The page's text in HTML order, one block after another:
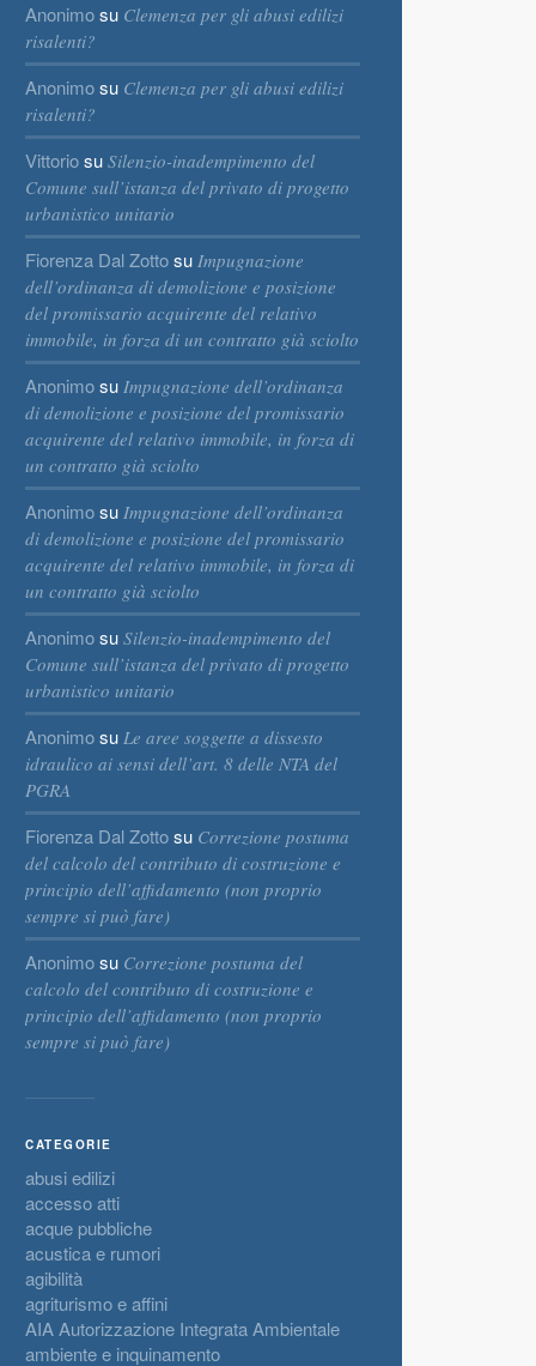
Anonimosu Clemenza per gli abusi edilizi
risalenti?
Anonimosu Clemenza per gli abusi edilizi
risalenti?
Vittoriosu Silenzio-inadempimento del
Comune sull’istanza del privato di progetto
urbanistico unitario
Fiorenza Dal Zottosu Impugnazione
dell’ordinanza di demolizione e posizione
del promissario acquirente del relativo
immobile, in forza di un contratto già sciolto
Anonimosu Impugnazione dell’ordinanza
di demolizione e posizione del promissario
acquirente del relativo immobile, in forza di
un contratto già sciolto
Anonimosu Impugnazione dell’ordinanza
di demolizione e posizione del promissario
acquirente del relativo immobile, in forza di
un contratto già sciolto
Anonimosu Silenzio-inadempimento del
Comune sull’istanza del privato di progetto
urbanistico unitario
Anonimosu Le aree soggette a dissesto
idraulico ai sensi dell’art. 8 delle NTA del
PGRA
Fiorenza Dal Zottosu Correzione postuma
del calcolo del contributo di costruzione e
principio dell’affidamento (non proprio
sempre si può fare)
Anonimosu Correzione postuma del
calcolo del contributo di costruzione e
principio dell’affidamento (non proprio
sempre si può fare)
CATEGORIE
abusi edilizi
accesso atti
acque pubbliche
acustica e rumori
agibilità
agriturismo e affini
AIA Autorizzazione Integrata Ambientale
ambiente e inquinamento